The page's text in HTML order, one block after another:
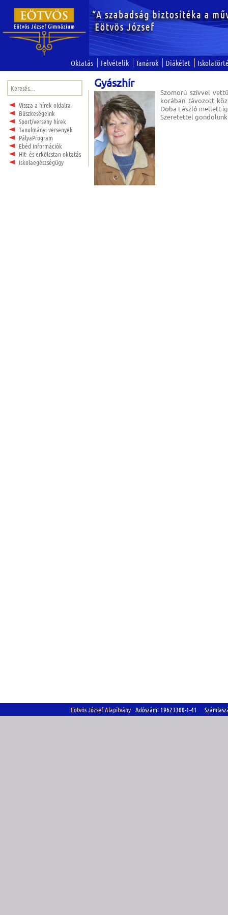
Oktatás Felvételik Tanárok Diákélet
Keresés:
Vissza a hírek oldalra
Büszkeségeink
Sport/verseny hírek
Tanulmányi versenyek
PályaProgram
Ebéd információk
Hit- és erkölcstan oktatás
Iskolaegészségügy
Gyászhír
Szomorú szívvel
korában távozott
Doba László mellett
Szeretettel
Eötvös József Alapítvány Adószám: 19623300-1-41